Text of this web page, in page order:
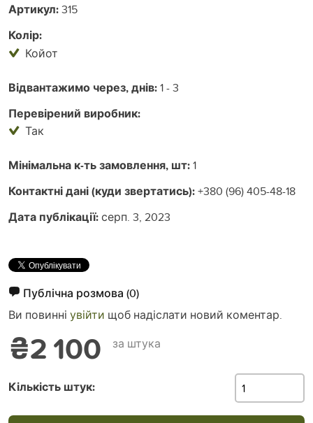
Артикул:315
Колір:
Койот
Відвантажимо через, днів:1 - 3
Перевірений виробник:
Так
Мінімальна к-ть замовлення, шт:1
Контактні дані (куди звертатись):+380 (96) 405-48-18
Дата публікації:серп. 3, 2023
Публічна розмова (0)
Ви повинні увійти щоб надіслати новий коментар.
₴2 100 за штука
Кількість штук: